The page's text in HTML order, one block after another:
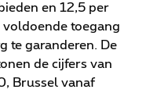
en 12,5 per
toegang
te garanderen. De
de cijfers van
Brussel vanaf